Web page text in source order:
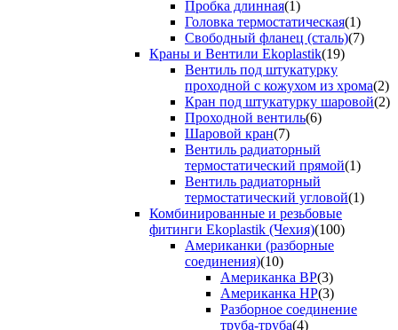
Пробка длинная(1)
Головка термостатическая(1)
Свободный фланец (сталь)(7)
Краны и Вентили Ekoplastik(19)
Вентиль под штукатурку
проходной с кожухом из хрома(2)
Кран под штукатурку шаровой(2)
Проходной вентиль(6)
Шаровой кран(7)
Вентиль радиаторный
термостатический прямой(1)
Вентиль радиаторный
термостатический угловой(1)
Комбинированные и резьбовые
фитинги Ekoplastik (Чехия)(100)
Американки (разборные
соединения)(10)
Американка ВР(3)
Американка НР(3)
Разборное соединение
труба-труба(4)